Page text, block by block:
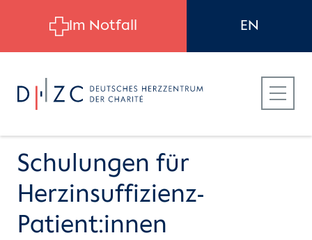
Für Patient:innen
Für Zuweiser:innen
Herzinsuffizienz-Zentrum
Schulungen für
Herzinsuffizienz-
Patient:innen
Im Notfall EN